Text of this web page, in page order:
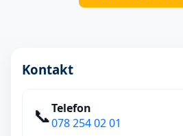
Kontakt
📞Telefon
078 254 02 01